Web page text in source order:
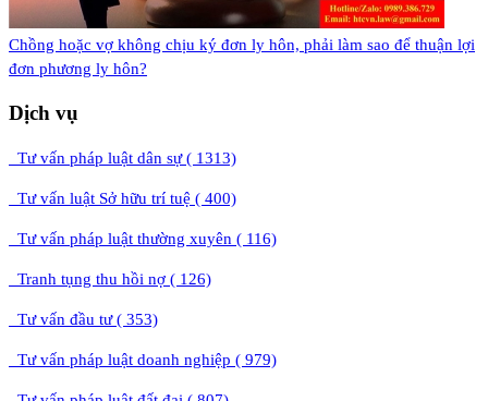
​Chồng hoặc vợ không chịu ký đơn ly hôn, phải làm sao để thuận lợi
đơn phương ly hôn?
Dịch vụ
Tư vấn pháp luật dân sự ( 1313)
Tư vấn luật Sở hữu trí tuệ ( 400)
Tư vấn pháp luật thường xuyên ( 116)
Tranh tụng thu hồi nợ ( 126)
Tư vấn đầu tư ( 353)
Tư vấn pháp luật doanh nghiệp ( 979)